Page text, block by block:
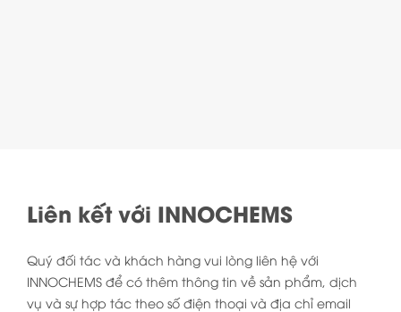
Liên kết với INNOCHEMS
Quý đối tác và khách hàng vui lòng liên hệ với
INNOCHEMS để có thêm thông tin về sản phẩm, dịch
vụ và sự hợp tác theo số điện thoại và địa chỉ email